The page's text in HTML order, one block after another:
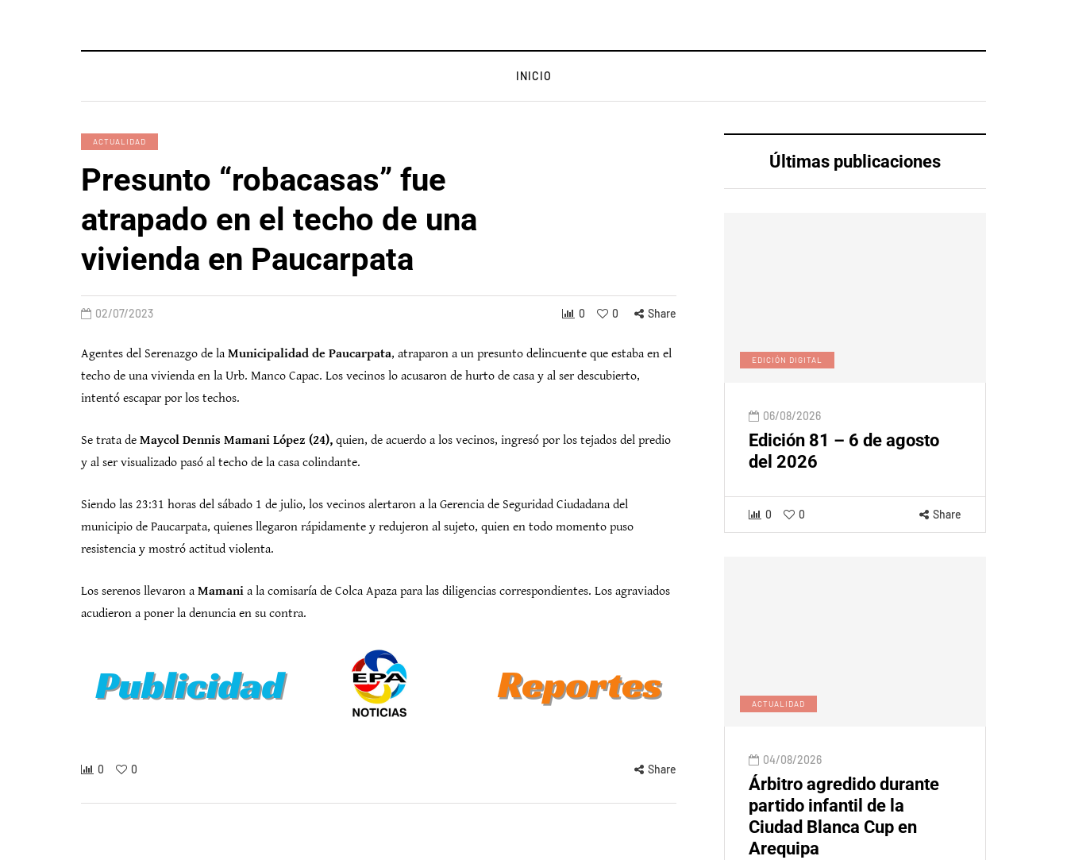
INICIO
ACTUALIDAD
Presunto “robacasas” fue
atrapado en el techo de una
vivienda en Paucarpata
02/07/2023 0 0 Share
Agentes del Serenazgo de la Municipalidad de Paucarpata, atraparon a un presunto delincuente que estaba en el
techo de una vivienda en la Urb. Manco Capac. Los vecinos lo acusaron de hurto de casa y al ser descubierto,
intentó escapar por los techos.
Se trata de Maycol Dennis Mamani López (24), quien, de acuerdo a los vecinos, ingresó por los tejados del predio
y al ser visualizado pasó al techo de la casa colindante.
Siendo las 23:31 horas del sábado 1 de julio, los vecinos alertaron a la Gerencia de Seguridad Ciudadana del
municipio de Paucarpata, quienes llegaron rápidamente y redujeron al sujeto, quien en todo momento puso
resistencia y mostró actitud violenta.
Los serenos llevaron a Mamani a la comisaría de Colca Apaza para las diligencias correspondientes. Los agraviados
acudieron a poner la denuncia en su contra.
0 0 Share
Últimas publicaciones
EDICIÓN DIGITAL
06/08/2026
Edición 81 – 6 de agosto
del 2026
0 0 Share
ACTUALIDAD
04/08/2026
Árbitro agredido durante
partido infantil de la
Ciudad Blanca Cup en
Arequipa